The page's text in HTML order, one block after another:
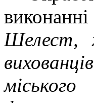
виконанні
Шелест,